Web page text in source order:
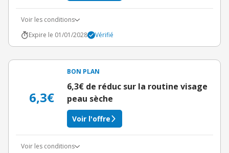
Voir les conditions
Expire le 01/01/2028
Vérifié
6,3€
BON PLAN
6,3€ de réduc sur la routine visage
peau sèche
Voir l'offre
Voir les conditions